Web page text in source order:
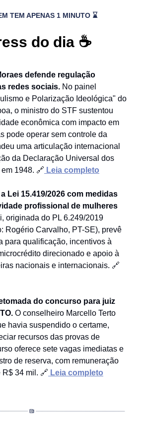
TEM APENAS 1 MINUTO ⌛
do dia ☕
defende regulação
redes sociais. No painel
e Polarização Ideológica" do
o ministro do STF sustentou
econômica com impacto em
pode operar sem controle da
uma articulação internacional
da Declaração Universal dos
1948. 🔗 Leia completo
Lei 15.419/2026 com medidas
profissional de mulheres
originada do PL 6.249/2019
Rogério Carvalho, PT-SE), prevê
para qualificação, incentivos à
direcionado e apoio à
nacionais e internacionais. 🔗
do concurso para juiz
O conselheiro Marcello Terto
havia suspendido o certame,
recursos das provas de
oferece sete vagas imediatas e
de reserva, com remuneração
34 mil. 🔗 Leia completo